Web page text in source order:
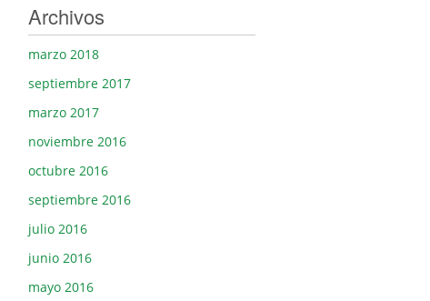
Archivos
marzo 2018
septiembre 2017
marzo 2017
noviembre 2016
octubre 2016
septiembre 2016
julio 2016
junio 2016
mayo 2016